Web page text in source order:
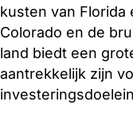
kusten van Florida
Colorado en de
land biedt een
aantrekkelijk zijn